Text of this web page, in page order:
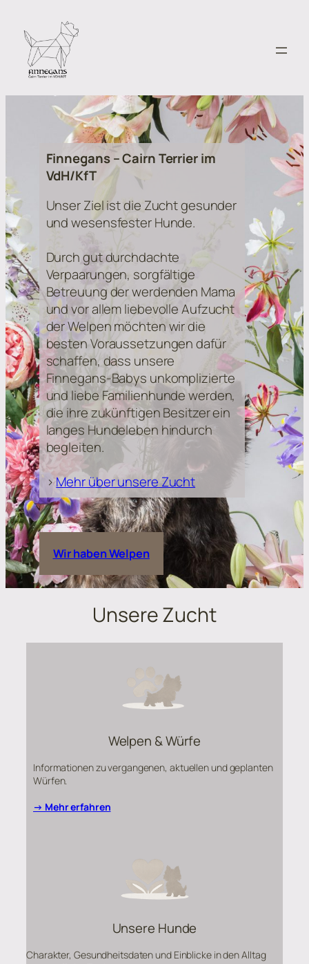
Finnegans – Cairn Terrier im
VdH/KfT
Unser Ziel ist die Zucht gesunder
und wesensfester Hunde.
Durch gut durchdachte
Verpaarungen, sorgfältige
Betreuung der werdenden Mama
und vor allem liebevolle Aufzucht
der Welpen möchten wir die
besten Voraussetzungen dafür
schaffen, dass unsere
Finnegans-Babys unkomplizierte
und liebe Familienhunde werden,
die ihre zukünftigen Besitzer ein
langes Hundeleben hindurch
begleiten.
>Mehr über unsere Zucht
Wir haben Welpen
Unsere Zucht
Welpen & Würfe
Informationen zu vergangenen, aktuellen und geplanten
Würfen.
→ Mehr erfahren
Unsere Hunde
Charakter, Gesundheitsdaten und Einblicke in den Alltag